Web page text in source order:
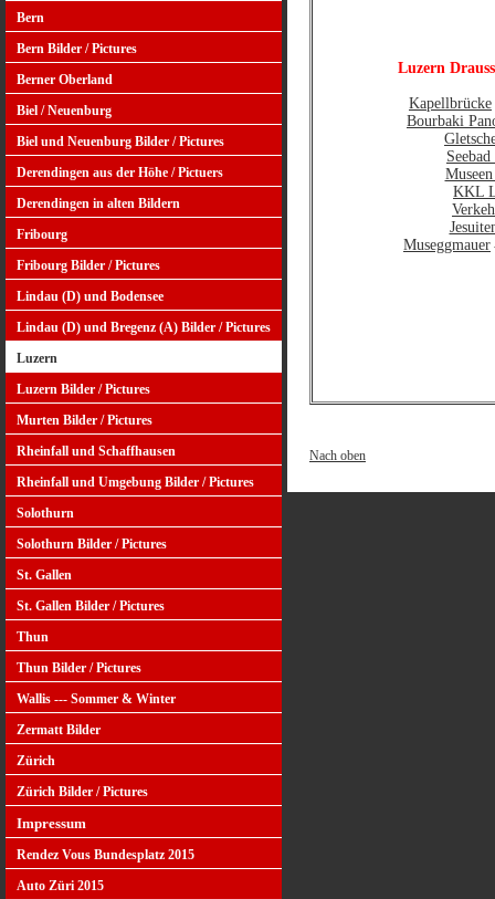
Bern
Bern Bilder / Pictures
Berner Oberland
Biel / Neuenburg
Biel und Neuenburg Bilder / Pictures
Derendingen aus der Höhe / Pictuers
Derendingen in alten Bildern
Fribourg
Fribourg Bilder / Pictures
Lindau (D) und Bodensee
Lindau (D) und Bregenz (A) Bilder / Pictures
Luzern
Luzern Bilder / Pictures
Murten Bilder / Pictures
Rheinfall und Schaffhausen
Rheinfall und Umgebung Bilder / Pictures
Solothurn
Solothurn Bilder / Pictures
St. Gallen
St. Gallen Bilder / Pictures
Thun
Thun Bilder / Pictures
Wallis --- Sommer & Winter
Zermatt Bilder
Zürich
Zürich Bilder / Pictures
Impressum
Rendez Vous Bundesplatz 2015
Auto Züri 2015
Luzern
Kapellbrücke
Bourbaki
KKL
Museggmauer
Nach oben